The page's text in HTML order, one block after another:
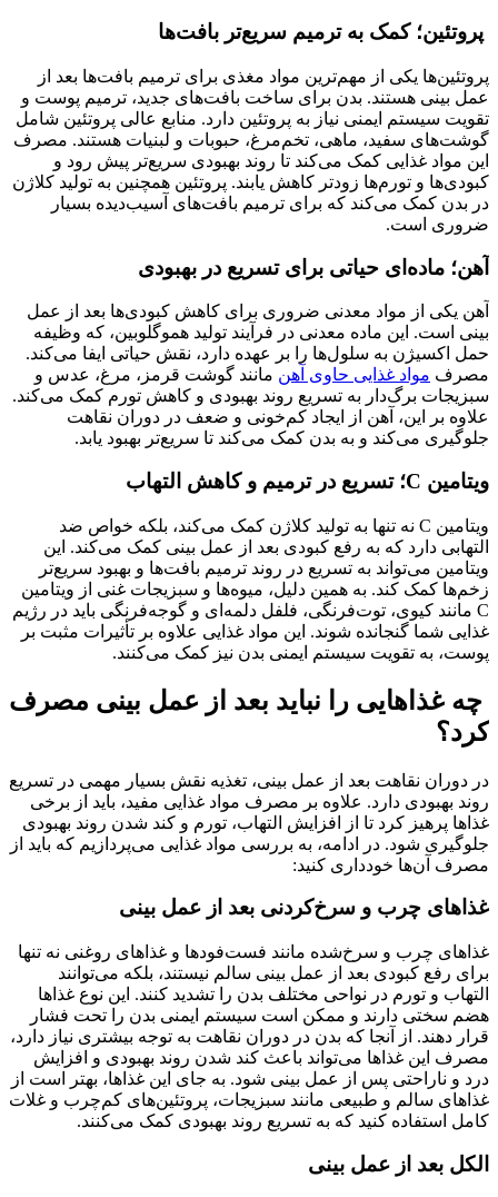
پروتئین؛ کمک به ترمیم سریع‌تر بافت‌ها
پروتئین‌ها یکی از مهم‌ترین مواد مغذی برای ترمیم بافت‌ها بعد از
عمل بینی هستند. بدن برای ساخت بافت‌های جدید، ترمیم پوست و
تقویت سیستم ایمنی نیاز به پروتئین دارد. منابع عالی پروتئین شامل
گوشت‌های سفید، ماهی، تخم‌مرغ، حبوبات و لبنیات هستند. مصرف
این مواد غذایی کمک می‌کند تا روند بهبودی سریع‌تر پیش رود و
کبودی‌ها و تورم‌ها زودتر کاهش یابند. پروتئین همچنین به تولید کلاژن
در بدن کمک می‌کند که برای ترمیم بافت‌های آسیب‌دیده بسیار
ضروری است.
آهن؛ ماده‌ای حیاتی برای تسریع در بهبودی
آهن یکی از مواد معدنی ضروری برای کاهش کبودی‌ها بعد از عمل
بینی است. این ماده معدنی در فرآیند تولید هموگلوبین، که وظیفه
حمل اکسیژن به سلول‌ها را بر عهده دارد، نقش حیاتی ایفا می‌کند.
مصرف مواد غذایی حاوی آهن مانند گوشت قرمز، مرغ، عدس و
سبزیجات برگ‌دار به تسریع روند بهبودی و کاهش تورم کمک می‌کند.
علاوه بر این، آهن از ایجاد کم‌خونی و ضعف در دوران نقاهت
جلوگیری می‌کند و به بدن کمک می‌کند تا سریع‌تر بهبود یابد.
ویتامین C؛ تسریع در ترمیم و کاهش التهاب
ویتامین C نه تنها به تولید کلاژن کمک می‌کند، بلکه خواص ضد
التهابی دارد که به رفع کبودی بعد از عمل بینی کمک می‌کند. این
ویتامین می‌تواند به تسریع در روند ترمیم بافت‌ها و بهبود سریع‌تر
زخم‌ها کمک کند. به همین دلیل، میوه‌ها و سبزیجات غنی از ویتامین
C مانند کیوی، توت‌فرنگی، فلفل دلمه‌ای و گوجه‌فرنگی باید در رژیم
غذایی شما گنجانده شوند. این مواد غذایی علاوه بر تأثیرات مثبت بر
پوست، به تقویت سیستم ایمنی بدن نیز کمک می‌کنند.
چه غذاهایی را نباید بعد از عمل بینی مصرف
کرد؟
در دوران نقاهت بعد از عمل بینی، تغذیه نقش بسیار مهمی در تسریع
روند بهبودی دارد. علاوه بر مصرف مواد غذایی مفید، باید از برخی
غذاها پرهیز کرد تا از افزایش التهاب، تورم و کند شدن روند بهبودی
جلوگیری شود. در ادامه، به بررسی مواد غذایی می‌پردازیم که باید از
مصرف آن‌ها خودداری کنید:
غذاهای چرب و سرخ‌کردنی بعد از عمل بینی
غذاهای چرب و سرخ‌شده مانند فست‌فودها و غذاهای روغنی نه تنها
برای رفع کبودی بعد از عمل بینی سالم نیستند، بلکه می‌توانند
التهاب و تورم در نواحی مختلف بدن را تشدید کنند. این نوع غذاها
هضم سختی دارند و ممکن است سیستم ایمنی بدن را تحت فشار
قرار دهند. از آنجا که بدن در دوران نقاهت به توجه بیشتری نیاز دارد،
مصرف این غذاها می‌تواند باعث کند شدن روند بهبودی و افزایش
درد و ناراحتی پس از عمل بینی شود. به جای این غذاها، بهتر است از
غذاهای سالم و طبیعی مانند سبزیجات، پروتئین‌های کم‌چرب و غلات
کامل استفاده کنید که به تسریع روند بهبودی کمک می‌کنند.
الکل بعد از عمل بینی